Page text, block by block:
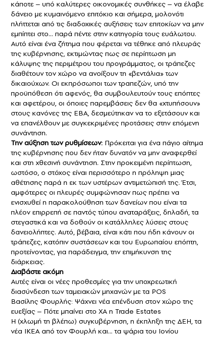
κάποτε – υπό καλύτερες οικονομικές συνθήκες – να έλαβε
δάνειο με κυμαινόμενο επιτόκιο και σήμερα, μολονότι
πλήττεται από τις διαδοχικές αυξήσεις των επιτοκίων να μην
εμπίπτει στο… παρά πέντε στην κατηγορία τους ευάλωτου.
Αυτό είναι ένα ζήτημα που φέρεται να τέθηκε από πλευράς
της κυβέρνησης, εκτιμώντας πως σε περίπτωση μη
κάλυψης της περιμέτρου του προγράμματος, οι τράπεζες
διαθέτουν τον χώρο να ανοίξουν τη «βεντάλια» των
δικαιούχων. Οι εκπρόσωποι των τραπεζών, υπό την
προϋπόθεση ότι αφενός, θα συμβουλευτούν τους επόπτες
και αφετέρου, οι όποιες παρεμβάσεις δεν θα «χτυπήσουν»
στους κανόνες της ΕΒΑ, δεσμεύτηκαν να το εξετάσουν και
να επανέλθουν με συγκεκριμένες προτάσεις στην επόμενη
συνάντηση.
Την αύξηση των ρυθμίσεων: Πρόκειται για ένα πάγιο αίτημα
της κυβέρνησης που δεν ήταν δυνατόν να μην αναφερθεί
και στη χθεσινή συνάντηση. Στην προκειμένη περίπτωση,
ωστόσο, ο στόχος είναι περισσότερο η πρόληψη μιας
αθέτησης παρά η εκ των υστέρων αντιμετώπισή της. Έτσι,
αμφότερες οι πλευρές συμφώνησαν πως πρέπει να
ενισχυθεί η παρακολούθηση των δανείων που είναι τα
πλέον επιρρεπή σε παντός τύπου αναταράξεις, δηλαδή, τα
στεγαστικά και να δοθούν οι κατάλληλες λύσεις στους
δανειολήπτες. Αυτό, βέβαια, είναι κάτι που ήδη κάνουν οι
τράπεζες, κατόπιν συστάσεων και του Ευρωπαίου επόπτη,
προτείνοντας, για παράδειγμα, την επιμήκυνση της
διάρκειας.
Διαβάστε ακόμη
Αυτές είναι οι νέες προθεσμίες για την υποχρεωτική
διασύνδεση των ταμειακών μηχανών με τα POS
Βασίλης Φουρλής: Ψάχνει νέα επένδυση στον χώρο της
ευεξίας – Πότε μπαίνει στο ΧΑ η Trade Estates
Η (χλωμή τη βλέπω) συγκυβέρνηση, η έκπληξη της ΔΕΗ, τα
νέα ΙΚΕΑ από τον Φουρλή και… τα ψάρια του Ιονίου